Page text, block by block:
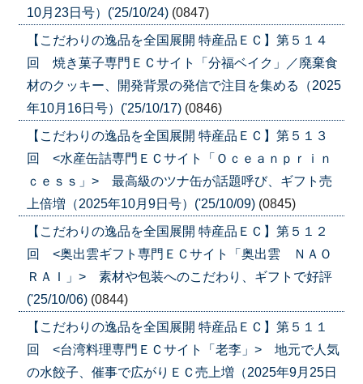
10月23日号）('25/10/24) (0847)
【こだわりの逸品を全国展開 特産品ＥＣ】第５１４
回 焼き菓子専門ＥＣサイト「分福ベイク」／廃棄食
材のクッキー、開発背景の発信で注目を集める（2025
年10月16日号）('25/10/17) (0846)
【こだわりの逸品を全国展開 特産品ＥＣ】第５１３
回 <水産缶詰専門ＥＣサイト「Ｏｃｅａｎｐｒｉｎ
ｃｅｓｓ」> 最高級のツナ缶が話題呼び、ギフト売
上倍増（2025年10月9日号）('25/10/09) (0845)
【こだわりの逸品を全国展開 特産品ＥＣ】第５１２
回 <奥出雲ギフト専門ＥＣサイト「奥出雲 ＮＡＯ
ＲＡＩ」> 素材や包装へのこだわり、ギフトで好評
('25/10/06) (0844)
【こだわりの逸品を全国展開 特産品ＥＣ】第５１１
回 <台湾料理専門ＥＣサイト「老李」> 地元で人気
の水餃子、催事で広がりＥＣ売上増（2025年9月25日